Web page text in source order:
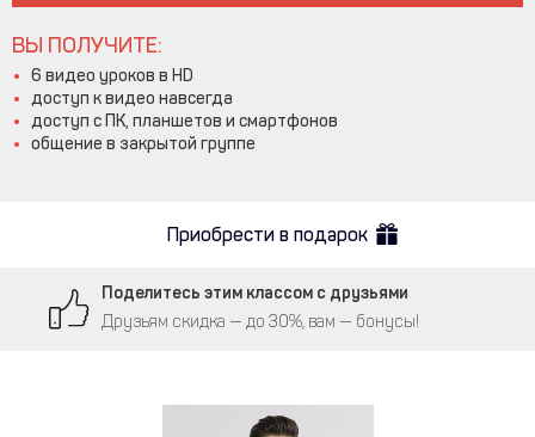
ВЫ ПОЛУЧИТЕ:
6 видео уроков в HD
доступ к видео навсегда
доступ с ПК, планшетов и смартфонов
общение в закрытой группе
Приобрести в подарок
Поделитесь этим классом с друзьями
Друзьям скидка — до 30%, вам — бонусы!